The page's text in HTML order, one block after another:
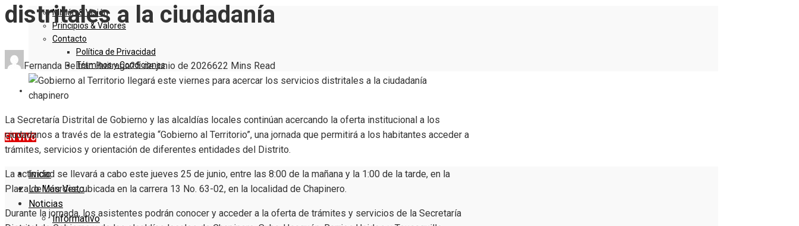
Misión & Visión
Principios & Valores
Contacto
Política de Privacidad
Términos y Condiciones
DENUNCIE
EN VIVO
Inicio
Lo Más Visto
Noticias
Informativo
distritales a la ciudadanía
Fernanda Beltrán Buitrago25 de junio de 2026622 Mins Read
La Secretaría Distrital de Gobierno y las alcaldías locales continúan acercando la oferta institucional a los
ciudadanos a través de la estrategia “Gobierno al Territorio”, una jornada que permitirá a los habitantes acceder a
trámites, servicios y orientación de diferentes entidades del Distrito.
La actividad se llevará a cabo este jueves 25 de junio, entre las 8:00 de la mañana y la 1:00 de la tarde, en la
Plaza de Lourdes, ubicada en la carrera 13 No. 63-02, en la localidad de Chapinero.
Durante la jornada, los asistentes podrán conocer y acceder a la oferta de trámites y servicios de la Secretaría